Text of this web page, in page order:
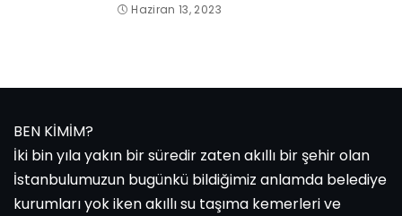
Haziran 13, 2023
BEN KİMİM?
İki bin yıla yakın bir süredir zaten akıllı bir şehir olan
İstanbulumuzun bugünkü bildiğimiz anlamda belediye
kurumları yok iken akıllı su taşıma kemerleri ve